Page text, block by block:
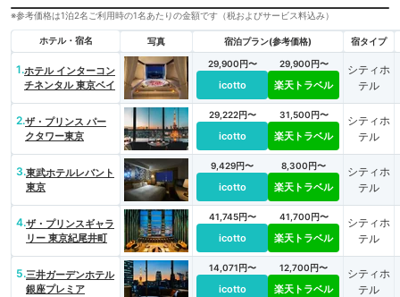
※参考価格は1泊2名ご利用時の1名あたりの金額です（税およびサービス料込み）
ホテル・宿名 写真 宿泊プラン(参考価格) 宿タイプ
1.ホテル インターコン
チネンタル 東京ベイ
29,900円〜
icotto
29,900円〜
楽天トラベル
シティホ
テル
2.ザ・プリンス パー
クタワー東京
29,222円〜
icotto
31,500円〜
楽天トラベル
シティホ
テル
3.東武ホテルレバント
東京
9,429円〜
icotto
8,300円〜
楽天トラベル
シティホ
テル
4.ザ・プリンスギャラ
リー 東京紀尾井町
41,745円〜
icotto
41,700円〜
楽天トラベル
シティホ
テル
5.三井ガーデンホテル
銀座プレミア
14,071円〜
icotto
12,700円〜
楽天トラベル
シティホ
テル